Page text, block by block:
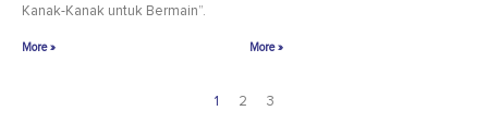
Kanak-Kanak untuk Bermain”.
More » More »
1 2 3